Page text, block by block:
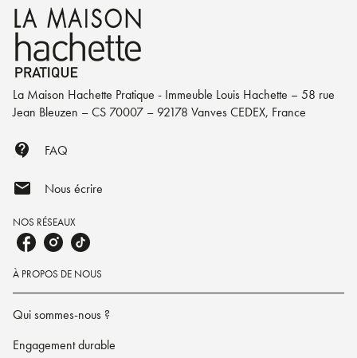
La Maison Hachette Pratique - Immeuble Louis Hachette – 58 rue
Jean Bleuzen – CS 70007 – 92178 Vanves CEDEX, France
contact_support FAQ
mail Nous écrire
NOS RÉSEAUX
À PROPOS DE NOUS
Qui sommes-nous ?
Engagement durable